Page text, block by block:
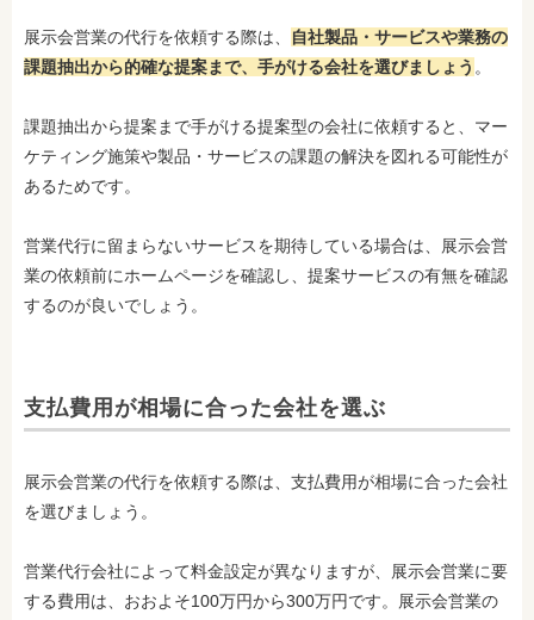
展示会営業の代行を依頼する際は、
自社製品・サービスや業務の
課題抽出から的確な提案まで、手がける会社を選びましょう 。
課題抽出から提案まで手がける提案型の会社に依頼すると、マー
ケティング施策や製品・サービスの課題の解決を図れる可能性が
あるためです。
営業代行に留まらないサービスを期待している場合は、展示会営
業の依頼前にホームページを確認し、提案サービスの有無を確認
するのが良いでしょう。
支払費用が相場に合った会社を選ぶ
展示会営業の代行を依頼する際は、支払費用が相場に合った会社
を選びましょう。
営業代行会社によって料金設定が異なりますが、展示会営業に要
する費用は、おおよそ100万円から300万円です。展示会営業の